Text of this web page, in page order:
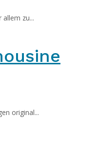
zu...
original...